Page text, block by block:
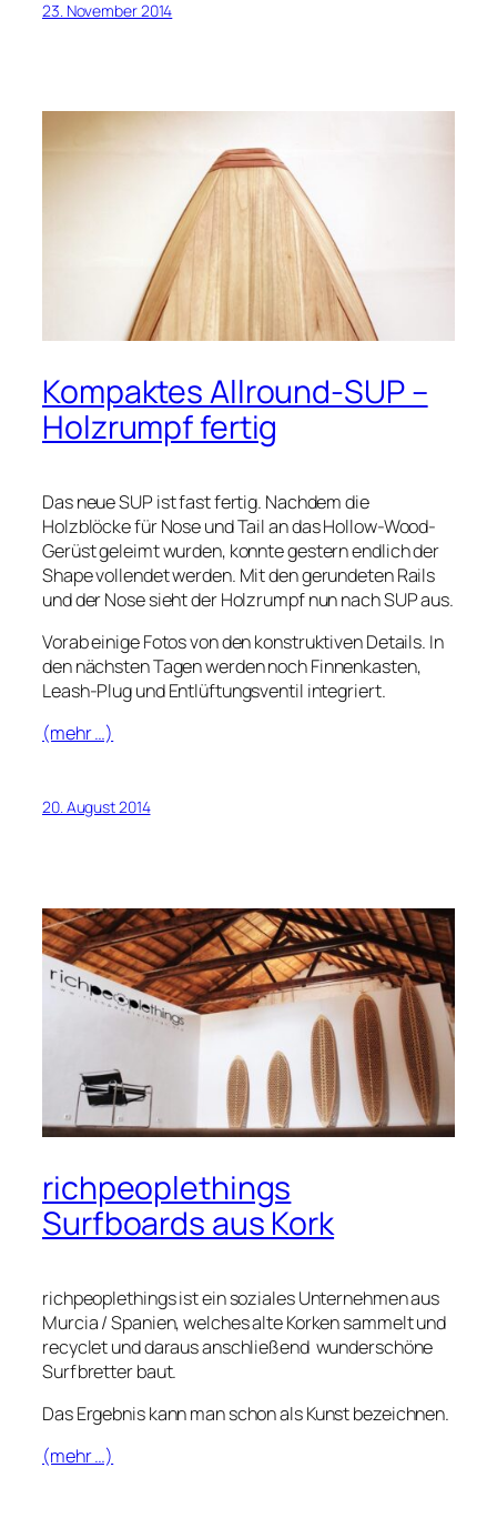
23. November 2014
Kompaktes Allround-SUP –
Holzrumpf fertig
Das neue SUP ist fast fertig. Nachdem die
Holzblöcke für Nose und Tail an das Hollow-Wood-
Gerüst geleimt wurden, konnte gestern endlich der
Shape vollendet werden. Mit den gerundeten Rails
und der Nose sieht der Holzrumpf nun nach SUP aus.
Vorab einige Fotos von den konstruktiven Details. In
den nächsten Tagen werden noch Finnenkasten,
Leash-Plug und Entlüftungsventil integriert.
(mehr …)
20. August 2014
richpeoplethings
Surfboards aus Kork
richpeoplethingsist ein soziales Unternehmen aus
Murcia / Spanien, welches alte Korken sammelt und
recyclet und daraus anschließend wunderschöne
Surfbretter baut.
Das Ergebnis kann man schon als Kunst bezeichnen.
(mehr …)